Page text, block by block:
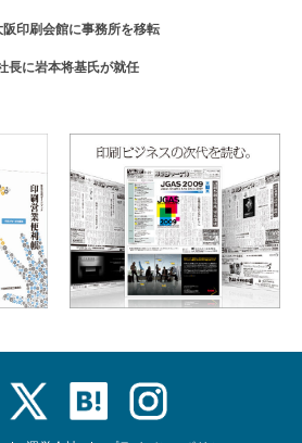
印刷会館に事務所を移転
長に岩本将基氏が就任